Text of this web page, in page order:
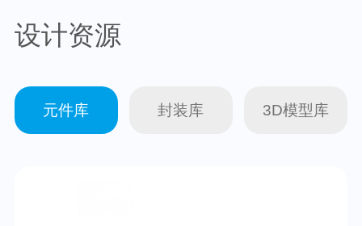
设计资源
元件库 封装库 3D模型库